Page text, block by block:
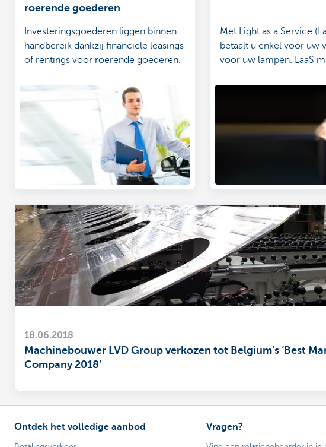
roerende goederen
Investeringsgoederen liggen binnen
handbereik dankzij financiële leasings
of rentings voor roerende goederen.
Met Light as a Service
betaalt u enkel voor uw
voor uw lampen. LaaS
18.06.2018
Machinebouwer LVD Group verkozen tot Belgium’s ‘Best
Company 2018’
Ontdek het volledige aanbod Vragen?